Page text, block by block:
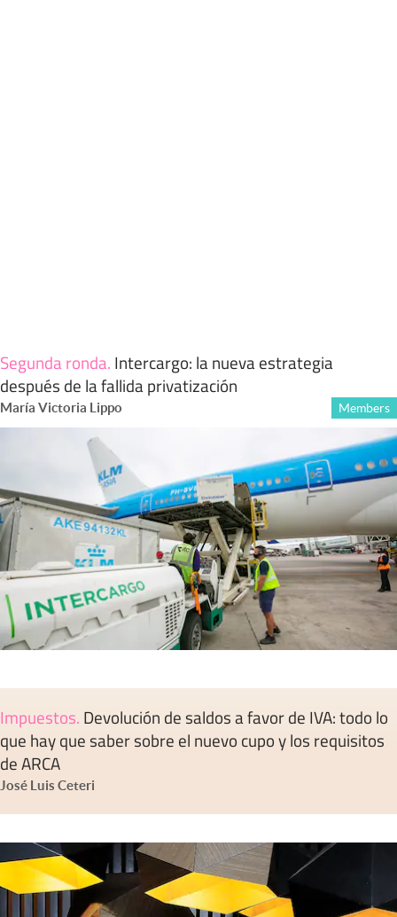
Segunda ronda. Intercargo: la nueva estrategia
después de la fallida privatización
María Victoria Lippo Members
Impuestos. Devolución de saldos a favor de IVA: todo lo
que hay que saber sobre el nuevo cupo y los requisitos
de ARCA
José Luis Ceteri